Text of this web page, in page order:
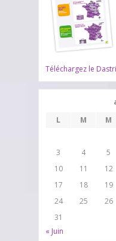
Téléchargez le
L M M
3
4 5
10
11 12
17
18 19
24
25 26
31
« Juin